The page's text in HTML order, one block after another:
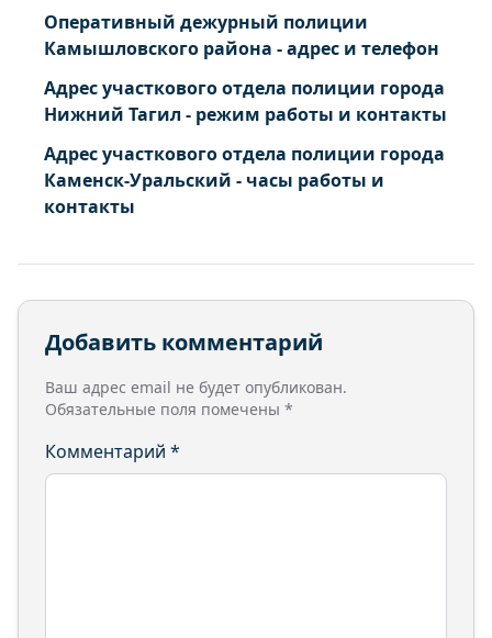
Оперативный дежурный полиции
Камышловского района - адрес и телефон
Адрес участкового отдела полиции города
Нижний Тагил - режим работы и контакты
Адрес участкового отдела полиции города
Каменск-Уральский - часы работы и
контакты
Добавить комментарий
Ваш адрес email не будет опубликован.
Обязательные поля помечены *
Комментарий *